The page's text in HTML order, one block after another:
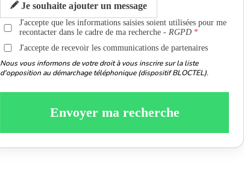
Je souhaite ajouter un message
J'accepte que les informations saisies soient utilisées pour me
recontacter dans le cadre de ma recherche -RGPD
J'accepte de recevoir les communications de partenaires
Nous vous informons de votre droit à vous inscrire sur la liste
d'opposition au démarchage téléphonique (dispositif BLOCTEL).
Envoyer ma recherche